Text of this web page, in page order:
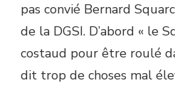
pas convié Bernard
de la DGSI. D’abord « le
costaud pour être roulé
dit trop de choses mal